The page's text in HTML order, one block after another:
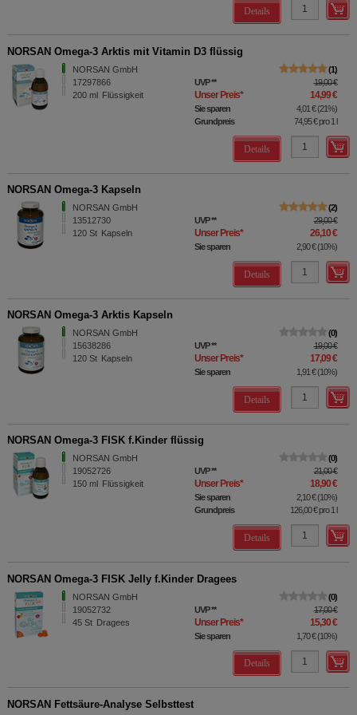
Details
NORSAN Omega-3 Arktis mit Vitamin D3 flüssig
NORSAN GmbH
17297866
200 ml Flüssigkeit
1
UVP** 19,00 €
Unser Preis* 14,99 €
Sie sparen 4,01 €(21%)
Grundpreis
74,95 €pro 1 l
Details
NORSAN Omega-3 Kapseln
NORSAN GmbH
13512730
120 St Kapseln
2
UVP** 29,00 €
Unser Preis* 26,10 €
Sie sparen 2,90 €(10%)
Details
NORSAN Omega-3 Arktis Kapseln
NORSAN GmbH
15638286
120 St Kapseln
0
UVP** 19,00 €
Unser Preis* 17,09 €
Sie sparen 1,91 €(10%)
Details
NORSAN Omega-3 FISK f.Kinder flüssig
NORSAN GmbH
19052726
150 ml Flüssigkeit
0
UVP** 21,00 €
Unser Preis* 18,90 €
Sie sparen 2,10 €(10%)
Grundpreis
126,00 €pro 1 l
Details
NORSAN Omega-3 FISK Jelly f.Kinder Dragees
NORSAN GmbH
19052732
45 St Dragees
0
UVP** 17,00 €
Unser Preis* 15,30 €
Sie sparen 1,70 €(10%)
Details
NORSAN Fettsäure-Analyse Selbsttest